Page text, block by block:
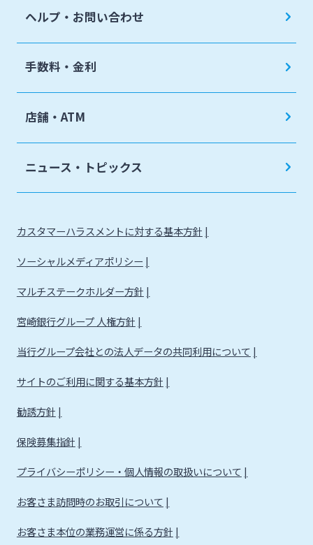
ヘルプ・お問い合わせ
手数料・金利
店舗・ATM
ニュース・トピックス
カスタマーハラスメントに対する基本方針
ソーシャルメディアポリシー
マルチステークホルダー方針
宮崎銀行グループ 人権方針
当行グループ会社との法人データの共同利用について
サイトのご利用に関する基本方針
勧誘方針
保険募集指針
プライバシーポリシー・個人情報の取扱いについて
お客さま訪問時のお取引について
お客さま本位の業務運営に係る方針